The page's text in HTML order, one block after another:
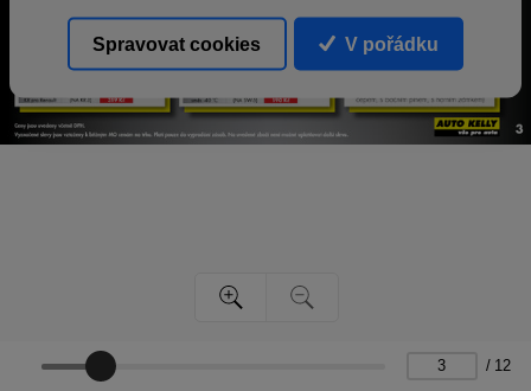
/ 12
Spravovat cookies V pořádku